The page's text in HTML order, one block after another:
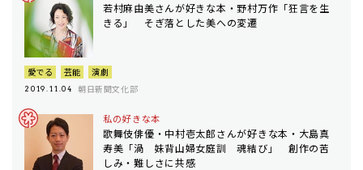
若村麻由美さんが好きな本・野村万作「狂言を生
きる」 そぎ落とした美への変遷
愛でる 芸能 演劇
2019.11.04 朝日新聞文化部
私の好きな本
歌舞伎俳優・中村壱太郎さんが好きな本・大島真
寿美「渦 妹背山婦女庭訓 魂結び」 創作の苦
しみ・難しさに共感